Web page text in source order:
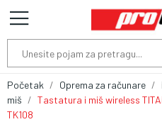
Početak Oprema za računare
miš
Tastatura i miš wireless
TK108